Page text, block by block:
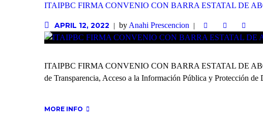
ITAIPBC FIRMA CONVENIO CON BARRA ESTATAL DE
APRIL 12, 2022 by Anahi Prescencion
ITAIPBC FIRMA CONVENIO CON BARRA ESTATAL DE
de Transparencia, Acceso a la Información Pública y Protección de
MORE INFO